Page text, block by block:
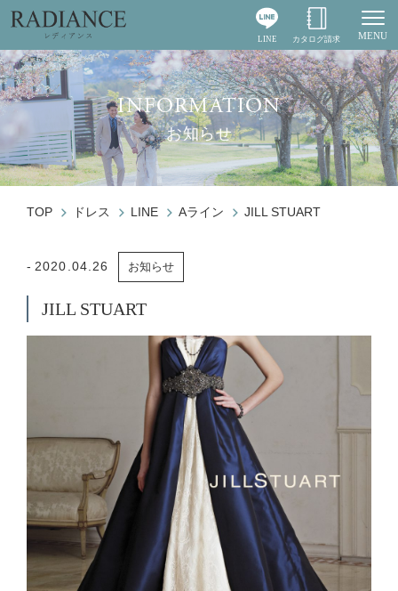
MENU
LINE カタログ請求
INFORMATION
お知らせ
TOP ドレス LINE Aライン JILL STUART
2020.04.26 お知らせ
JILL STUART